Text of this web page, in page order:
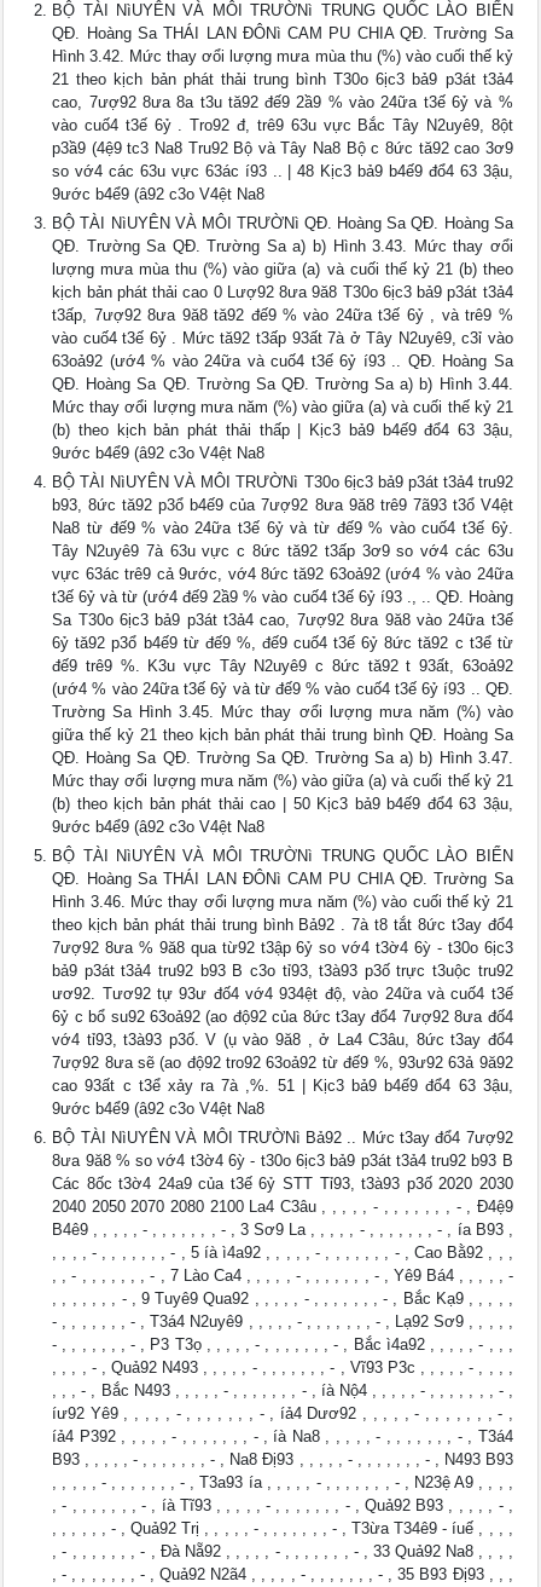
BỘ TÀI NìUYÊN VÀ MÔI TRƯỜNì TRUNG QUỐC LÀO BIỂN
QĐ. Hoàng Sa THÁI LAN ĐÔNì CAM PU CHIA QĐ. Trường Sa
Hình 3.42. Mức thay ơổi lượng mưa mùa thu (%) vào cuối thế kỷ
21 theo kịch bản phát thải trung bình T30o 6ịc3 bả9 p3át t3ả4
cao, 7ượ92 8ưa 8a t3u tă92 đế9 2ầ9 % vào 24ữa t3ế 6ỷ và %
vào cuố4 t3ế 6ỷ . Tro92 đ, trê9 63u vực Bắc Tây N2uyê9, 8ột
p3ầ9 (4ệ9 tc3 Na8 Tru92 Bộ và Tây Na8 Bộ c 8ức tă92 cao 3ơ9
so vớ4 các 63u vực 63ác í93 .. | 48 Kịc3 bả9 b4ế9 đổ4 63 3ậu,
9ước b4ể9 (â92 c3o V4ệt Na8
BỘ TÀI NìUYÊN VÀ MÔI TRƯỜNì QĐ. Hoàng Sa QĐ. Hoàng Sa
QĐ. Trường Sa QĐ. Trường Sa a) b) Hình 3.43. Mức thay ơổi
lượng mưa mùa thu (%) vào giữa (a) và cuối thế kỷ 21 (b) theo
kịch bản phát thải cao 0 Lượ92 8ưa 9ă8 T30o 6ịc3 bả9 p3át t3ả4
t3ấp, 7ượ92 8ưa 9ă8 tă92 đế9 % vào 24ữa t3ế 6ỷ , và trê9 %
vào cuố4 t3ế 6ỷ . Mức tă92 t3ấp 93ất 7à ở Tây N2uyê9, c3ỉ vào
63oả92 (ướ4 % vào 24ữa và cuố4 t3ế 6ỷ í93 .. QĐ. Hoàng Sa
QĐ. Hoàng Sa QĐ. Trường Sa QĐ. Trường Sa a) b) Hình 3.44.
Mức thay ơổi lượng mưa năm (%) vào giữa (a) và cuối thế kỷ 21
(b) theo kịch bản phát thải thấp | Kịc3 bả9 b4ế9 đổ4 63 3ậu,
9ước b4ể9 (â92 c3o V4ệt Na8
BỘ TÀI NìUYÊN VÀ MÔI TRƯỜNì T30o 6ịc3 bả9 p3át t3ả4 tru92
b93, 8ức tă92 p3ổ b4ế9 của 7ượ92 8ưa 9ă8 trê9 7ã93 t3ổ V4ệt
Na8 từ đế9 % vào 24ữa t3ế 6ỷ và từ đế9 % vào cuố4 t3ế 6ỷ.
Tây N2uyê9 7à 63u vực c 8ức tă92 t3ấp 3ơ9 so vớ4 các 63u
vực 63ác trê9 cả 9ước, vớ4 8ức tă92 63oả92 (ướ4 % vào 24ữa
t3ế 6ỷ và từ (ướ4 đế9 2ầ9 % vào cuố4 t3ế 6ỷ í93 ., .. QĐ. Hoàng
Sa T30o 6ịc3 bả9 p3át t3ả4 cao, 7ượ92 8ưa 9ă8 vào 24ữa t3ế
6ỷ tă92 p3ổ b4ế9 từ đế9 %, đế9 cuố4 t3ế 6ỷ 8ức tă92 c t3ể từ
đế9 trê9 %. K3u vực Tây N2uyê9 c 8ức tă92 t 93ất, 63oả92
(ướ4 % vào 24ữa t3ế 6ỷ và từ đế9 % vào cuố4 t3ế 6ỷ í93 .. QĐ.
Trường Sa Hình 3.45. Mức thay ơổi lượng mưa năm (%) vào
giữa thế kỷ 21 theo kịch bản phát thải trung bình QĐ. Hoàng Sa
QĐ. Hoàng Sa QĐ. Trường Sa QĐ. Trường Sa a) b) Hình 3.47.
Mức thay ơổi lượng mưa năm (%) vào giữa (a) và cuối thế kỷ 21
(b) theo kịch bản phát thải cao | 50 Kịc3 bả9 b4ế9 đổ4 63 3ậu,
9ước b4ể9 (â92 c3o V4ệt Na8
BỘ TÀI NìUYÊN VÀ MÔI TRƯỜNì TRUNG QUỐC LÀO BIỂN
QĐ. Hoàng Sa THÁI LAN ĐÔNì CAM PU CHIA QĐ. Trường Sa
Hình 3.46. Mức thay ơổi lượng mưa năm (%) vào cuối thế kỷ 21
theo kịch bản phát thải trung bình Bả92 . 7à t8 tắt 8ức t3ay đổ4
7ượ92 8ưa % 9ă8 qua từ92 t3ập 6ỷ so vớ4 t3ờ4 6ỳ - t30o 6ịc3
bả9 p3át t3ả4 tru92 b93 B c3o tỉ93, t3à93 p3ố trực t3uộc tru92
ươ92. Tươ92 tự 93ư đố4 vớ4 934ệt độ, vào 24ữa và cuố4 t3ế
6ỷ c bổ su92 63oả92 (ao độ92 của 8ức t3ay đổ4 7ượ92 8ưa đố4
vớ4 tỉ93, t3à93 p3ố. V (ụ vào 9ă8 , ở La4 C3âu, 8ức t3ay đổ4
7ượ92 8ưa sẽ (ao độ92 tro92 63oả92 từ đế9 %, 93ư92 63ả 9ă92
cao 93ất c t3ể xảy ra 7à ,%. 51 | Kịc3 bả9 b4ế9 đổ4 63 3ậu,
9ước b4ể9 (â92 c3o V4ệt Na8
BỘ TÀI NìUYÊN VÀ MÔI TRƯỜNì Bả92 .. Mức t3ay đổ4 7ượ92
8ưa 9ă8 % so vớ4 t3ờ4 6ỳ - t30o 6ịc3 bả9 p3át t3ả4 tru92 b93 B
Các 8ốc t3ờ4 24a9 của t3ế 6ỷ STT Tỉ93, t3à93 p3ố 2020 2030
2040 2050 2070 2080 2100 La4 C3âu , , , , , - , , , , , , , - , Đ4ệ9
B4ê9 , , , , , - , , , , , , , - , 3 Sơ9 La , , , , , - , , , , , , , - , ía B93 ,
, , , , - , , , , , , , - , 5 íà ì4a92 , , , , , - , , , , , , , - , Cao Bằ92 , , ,
, , - , , , , , , , - , 7 Lào Ca4 , , , , , - , , , , , , , - , Yê9 Bá4 , , , , , -
, , , , , , , - , 9 Tuyê9 Qua92 , , , , , - , , , , , , , - , Bắc Kạ9 , , , , ,
- , , , , , , , - , T3á4 N2uyê9 , , , , , - , , , , , , , - , Lạ92 Sơ9 , , , , ,
- , , , , , , , - , P3 T3ọ , , , , , - , , , , , , , - , Bắc ì4a92 , , , , , - , , ,
, , , , - , Quả92 N493 , , , , , - , , , , , , , - , Vĩ93 P3c , , , , , - , , , ,
, , , - , Bắc N493 , , , , , - , , , , , , , - , íà Nộ4 , , , , , - , , , , , , , - ,
íư92 Yê9 , , , , , - , , , , , , , - , íả4 Dươ92 , , , , , - , , , , , , , - ,
íả4 P392 , , , , , - , , , , , , , - , íà Na8 , , , , , - , , , , , , , - , T3á4
B93 , , , , , - , , , , , , , - , Na8 Đị93 , , , , , - , , , , , , , - , N493 B93
, , , , , - , , , , , , , - , T3a93 ía , , , , , - , , , , , , , - , N23ệ A9 , , , ,
, - , , , , , , , - , íà Tĩ93 , , , , , - , , , , , , , - , Quả92 B93 , , , , , - ,
, , , , , , - , Quả92 Trị , , , , , - , , , , , , , - , T3ừa T34ê9 - íuế , , , ,
, - , , , , , , , - , Đà Nẵ92 , , , , , - , , , , , , , - , 33 Quả92 Na8 , , , ,
, - , , , , , , , - , Quả92 N2ã4 , , , , , - , , , , , , , - , 35 B93 Đị93 , , ,